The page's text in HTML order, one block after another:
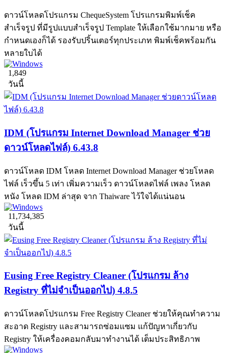
ดาวน์โหลดโปรแกรม ChequeSystem โปรแกรมพิมพ์เช็ค
สำเร็จรูป ที่มีรูปแบบสำเร็จรูป Template ให้เลือกใช้มากมาย หรือ
กำหนดเองก็ได้ รองรับปริ้นเตอร์ทุกประเภท พิมพ์เช็คพร้อมกัน
หลายใบได้
1,849
วันนี้
IDM (โปรแกรม Internet Download Manager ช่วย
ดาวน์โหลดไฟล์) 6.43.8
ดาวน์โหลด IDM โหลด Internet Download Manager ช่วยโหลด
ไฟล์ เร็วขึ้น 5 เท่า เพิ่มความเร็ว ดาวน์โหลดไฟล์ เพลง โหลด
หนัง โหลด IDM ล่าสุด จาก Thaiware ไว้ใจได้แน่นอน
11,734,385
วันนี้
Eusing Free Registry Cleaner (โปรแกรม ล้าง
Registry ที่ไม่จำเป็นออกไป) 4.8.5
ดาวน์โหลดโปรแกรม Free Registry Cleaner ช่วยให้คุณทำความ
สะอาด Registry และสามารถซ่อมแซม แก้ปัญหาเกี่ยวกับ
Registry ให้เครื่องคอมกลับมาทำงานได้ เต็มประสิทธิภาพ